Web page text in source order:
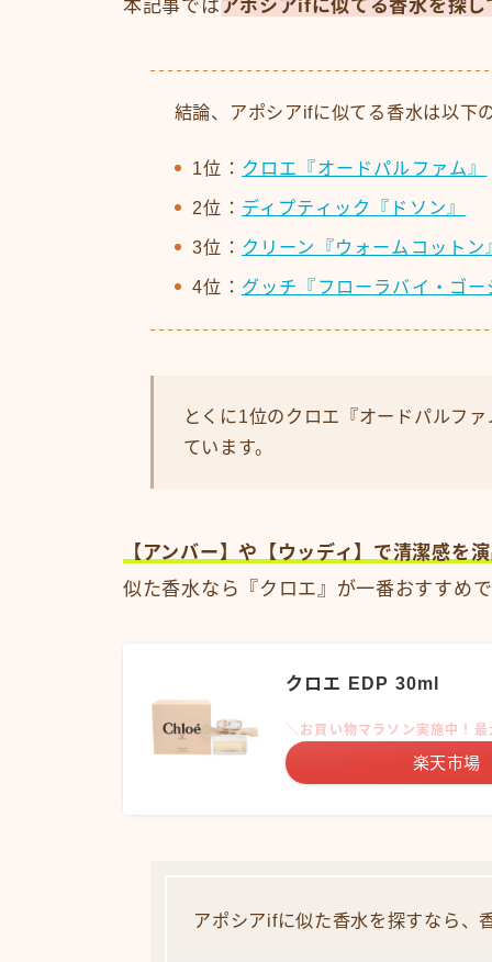
本記事では アポシアifに似てる香水を探し
結論、アポシアifに似てる香水は以下
1位： クロエ『オードパルファム』
2位： ディプティック『ドソン』
3位： クリーン『ウォームコットン
4位： グッチ『フローラバイ・ゴ
とくに1位のクロエ『オードパルファ
ています。
【アンバー】や【ウッディ】で清潔感を
似た香水なら『クロエ』が一番おすすめ
クロエ EDP 30ml
＼お買い物マラソン実施中！
楽天市場
アポシアifに似た香水を探すなら、